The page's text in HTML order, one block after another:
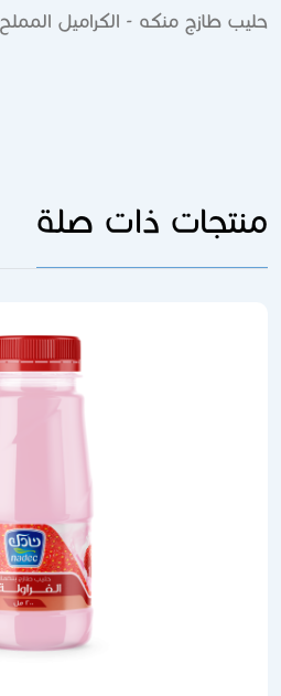
حليب طازج منكه - الكراميل المملح 225 مل
منتجات ذات صلة